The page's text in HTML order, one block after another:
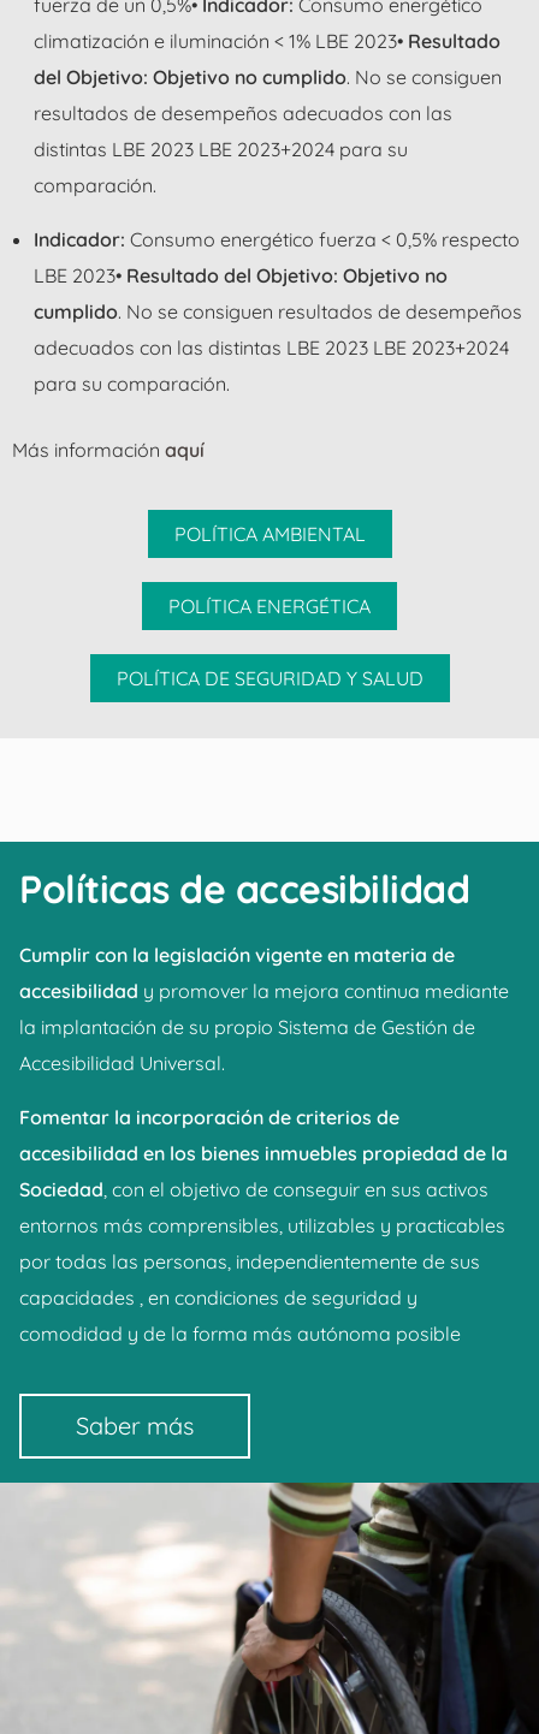
fuerza de un 0,5%• Indicador: Consumo energético
climatización e iluminación < 1% LBE 2023• Resultado
del Objetivo: Objetivo no cumplido. No se consiguen
resultados de desempeños adecuados con las
distintas LBE 2023 LBE 2023+2024 para su
comparación.
Indicador: Consumo energético fuerza < 0,5% respecto
LBE 2023• Resultado del Objetivo: Objetivo no
cumplido. No se consiguen resultados de desempeños
adecuados con las distintas LBE 2023 LBE 2023+2024
para su comparación.
Más información aquí
POLÍTICA AMBIENTAL
POLÍTICA ENERGÉTICA
POLÍTICA DE SEGURIDAD Y SALUD
Políticas de accesibilidad
Cumplir con la legislación vigente en materia de
accesibilidad y promover la mejora continua mediante
la implantación de su propio Sistema de Gestión de
Accesibilidad Universal.
Fomentar la incorporación de criterios de
accesibilidad en los bienes inmuebles propiedad de la
Sociedad, con el objetivo de conseguir en sus activos
entornos más comprensibles, utilizables y practicables
por todas las personas, independientemente de sus
capacidades , en condiciones de seguridad y
comodidad y de la forma más autónoma posible
Saber más